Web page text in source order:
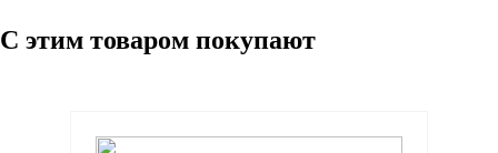
С этим товаром покупают